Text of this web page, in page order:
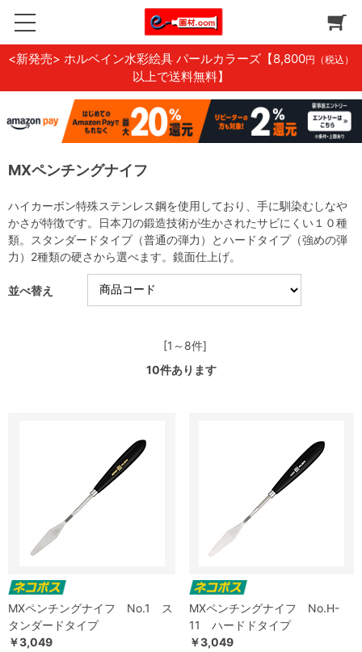
<新発売> ホルベイン水彩絵具 パールカラーズ 【8,800円（税込）
以上で送料無料】
MXペンチングナイフ
ハイカーボン特殊ステンレス鋼を使用しており、手に馴染むしなや
かさが特徴です。日本刀の鍛造技術が生かされたサビにくい１０種
類。スタンダードタイプ（普通の弾力）とハードタイプ（強めの弾
力）2種類の硬さから選べます。鏡面仕上げ。
並べ替え
[1～8件]
10件あります
MXペンチングナイフ No.1 ス
タンダードタイプ
￥3,049
MXペンチングナイフ No.H-
11 ハードドタイプ
￥3,049